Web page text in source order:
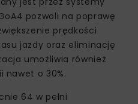
pozwoli na poprawę
prędkości
jazdy oraz eliminację
umożliwia również
nawet o 30%.
64 w pełni